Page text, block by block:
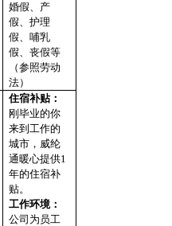
婚假、产
假、护理
假、哺乳
假、丧假等
（参照劳动
法）
住宿补贴：
刚毕业的你
来到工作的
城市，威纶
通暖心提供1
年的住宿补
贴。
工作环境：
公司为员工